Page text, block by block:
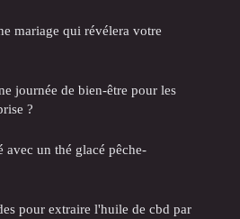
mariage qui révélera votre
journée de bien-être pour les
?
avec un thé glacé pêche-
pour extraire l'huile de cbd par